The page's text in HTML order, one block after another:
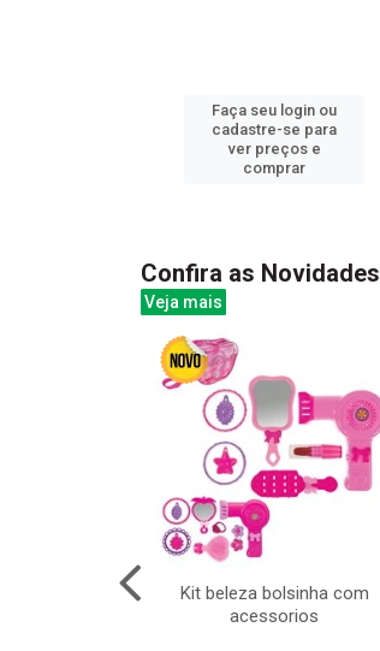
Faça seu login ou
cadastre-se para
ver preços e
comprar
Confira as Novidades
Veja mais
Kit beleza bolsinha com
acessorios